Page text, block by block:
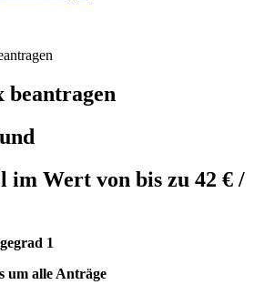
beantragen
im Wert von bis zu 42 € /
1
um alle Anträge